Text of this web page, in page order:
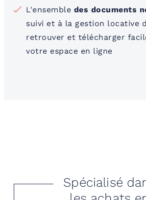
L'ensemble des documents
suivi et à la gestion locative
retrouver et télécharger
votre espace en ligne
Spécialisé